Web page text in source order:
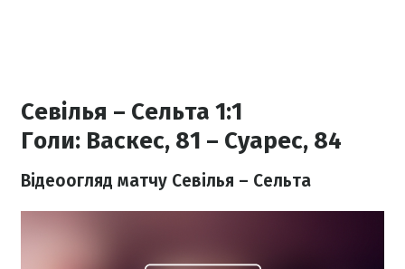
Севілья – Сельта 1:1
Голи: Васкес, 81 – Суарес, 84
Відеоогляд матчу Севілья – Сельта